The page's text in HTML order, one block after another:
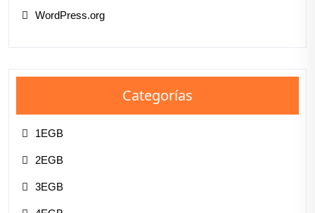
WordPress.org
Categorías
1EGB
2EGB
3EGB